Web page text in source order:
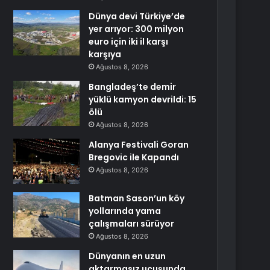
Dünya devi Türkiye’de
yer arıyor: 300 milyon
euro için iki il karşı
karşıya
Ağustos 8, 2026
Bangladeş’te demir
yüklü kamyon devrildi: 15
ölü
Ağustos 8, 2026
Alanya Festivali Goran
Bregovic ile Kapandı
Ağustos 8, 2026
Batman Sason’un köy
yollarında yama
çalışmaları sürüyor
Ağustos 8, 2026
Dünyanın en uzun